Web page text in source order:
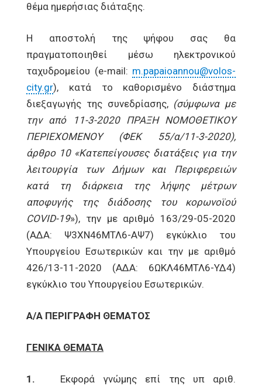
θέμα ημερήσιας διάταξης.
Η αποστολή της ψήφου σας θα
πραγματοποιηθεί μέσω ηλεκτρονικού
ταχυδρομείου (e-mail: m.papaioannou@volos-
city.gr), κατά το καθορισμένο διάστημα
διεξαγωγής της συνεδρίασης, (σύμφωνα με
την από 11-3-2020 ΠΡΑΞΗ ΝΟΜΟΘΕΤΙΚΟΥ
ΠΕΡΙΕΧΟΜΕΝΟΥ (ΦΕΚ 55/α/11-3-2020),
άρθρο 10 «Κατεπείγουσες διατάξεις για την
λειτουργία των Δήμων και Περιφερειών
κατά τη διάρκεια της λήψης μέτρων
αποφυγής της διάδοσης του κορωνοϊού
COVID-19»), την με αριθμό 163/29-05-2020
(ΑΔΑ: Ψ3ΧΝ46ΜΤΛ6-ΑΨ7) εγκύκλιο του
Υπουργείου Εσωτερικών και την με αριθμό
426/13-11-2020 (ΑΔΑ: 6ΩΚΛ46ΜΤΛ6-ΥΔ4)
εγκύκλιο του Υπουργείου Εσωτερικών.
Α/Α ΠΕΡΙΓΡΑΦΗ ΘΕΜΑΤΟΣ
ΓΕΝΙΚΑ ΘΕΜΑΤΑ
1.
Εκφορά γνώμης επί της υπ αριθ.